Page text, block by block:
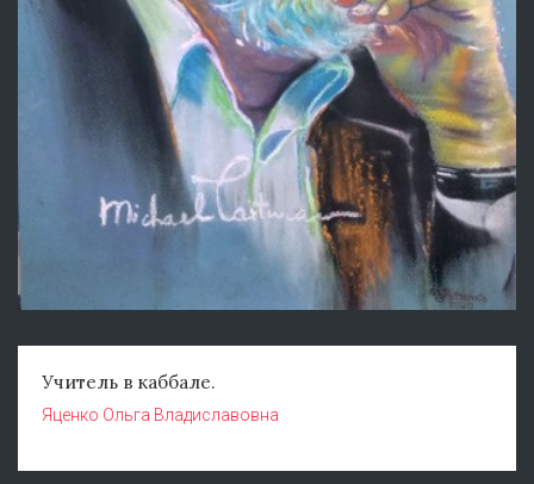
Учитель в каббале.
Яценко Ольга Владиславовна